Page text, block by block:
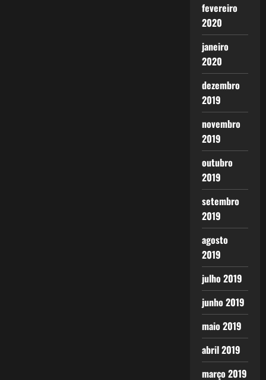
fevereiro
2020
janeiro
2020
dezembro
2019
novembro
2019
outubro
2019
setembro
2019
agosto
2019
julho 2019
junho 2019
maio 2019
abril 2019
março 2019